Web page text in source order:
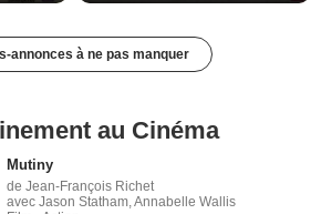
annonces à ne pas manquer
au Cinéma
Mutiny
de Jean-François Richet
avec Jason Statham, Annabelle Wallis